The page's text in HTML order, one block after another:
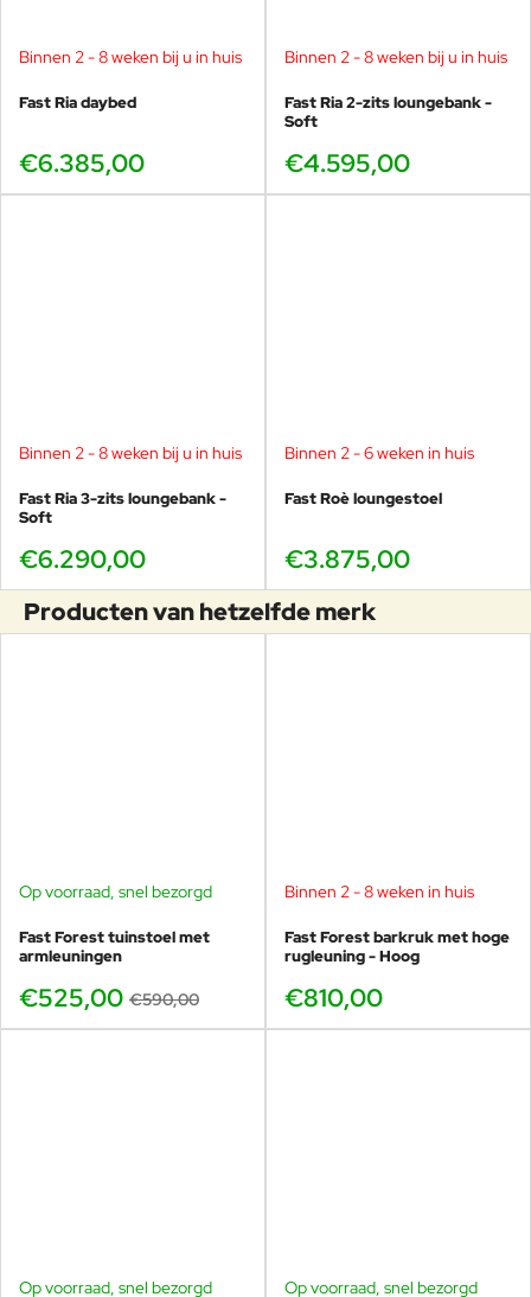
Binnen 2 - 8 weken bij u in huis
Fast Ria daybed
€6.385,00
Binnen 2 - 8 weken bij u in huis
Fast Ria 2-zits loungebank -
Soft
€4.595,00
Binnen 2 - 8 weken bij u in huis
Fast Ria 3-zits loungebank -
Soft
€6.290,00
Binnen 2 - 6 weken in huis
Fast Roè loungestoel
€3.875,00
Producten van hetzelfde merk
-11%
Op voorraad, snel bezorgd
Fast Forest tuinstoel met
armleuningen
€525,00 €590,00
Binnen 2 - 8 weken in huis
Fast Forest barkruk met hoge
rugleuning - Hoog
€810,00
Op voorraad, snel bezorgd Op voorraad, snel bezorgd